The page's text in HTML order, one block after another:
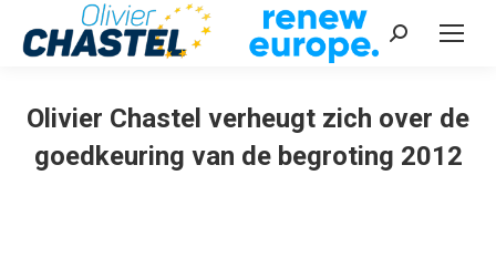
Recherche
Olivier Chastel verheugt zich over de
goedkeuring van de begroting 2012